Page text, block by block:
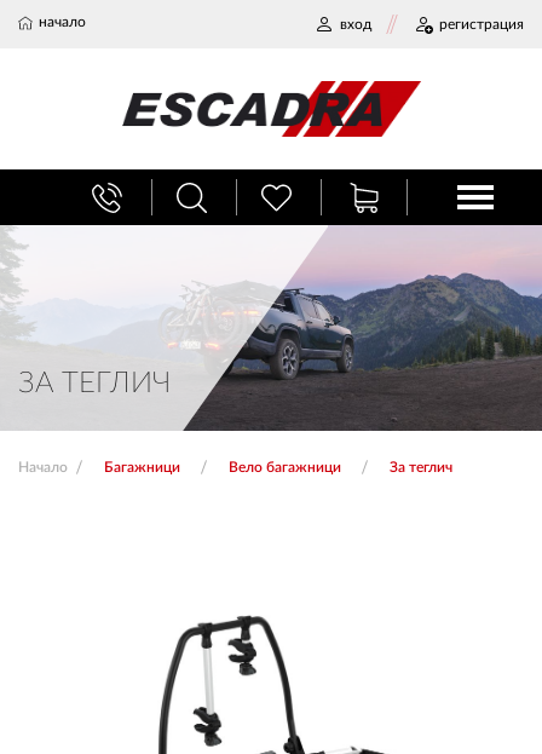
начало вход регистрация
ЗА ТЕГЛИЧ
Начало Багажници Вело багажници За теглич
БАГАЖНИЦИ
ВЕРИГИ ЗА СНЯГ
ХЛАДИЛНИ ЧАНТИ
ВАУЧЕР ЗА ПОДАРЪК
0 продукта